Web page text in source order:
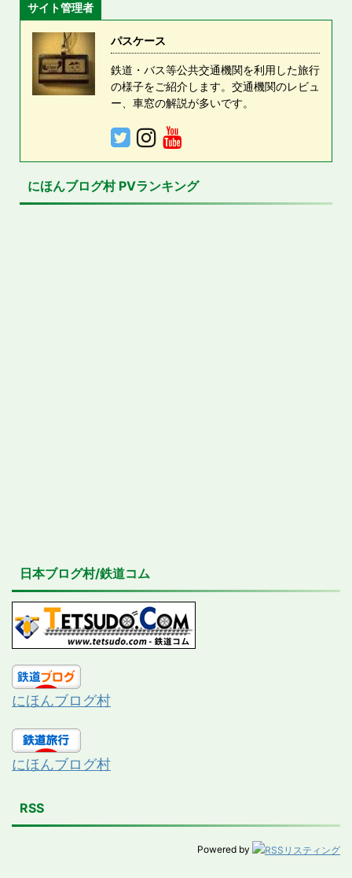
サイト管理者
パスケース
鉄道・バス等公共交通機関を利用した旅行
の様子をご紹介します。交通機関のレビュ
ー、車窓の解説が多いです。
にほんブログ村 PVランキング
日本ブログ村/鉄道コム
にほんブログ村
にほんブログ村
RSS
Powered by